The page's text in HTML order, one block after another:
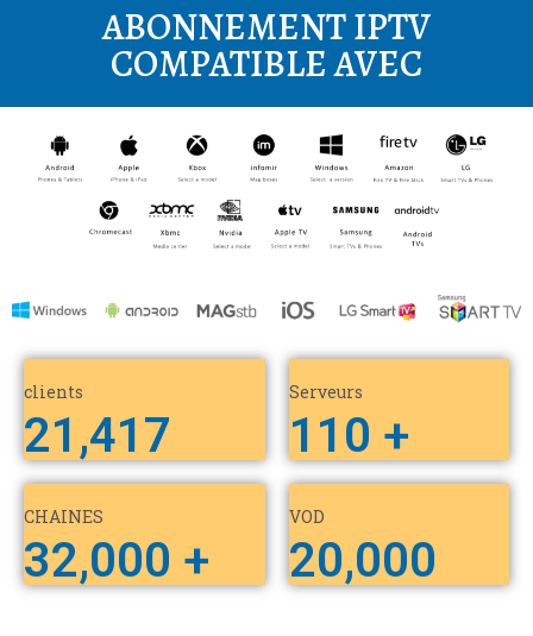
ABONNEMENT IPTV
COMPATIBLE AVEC
clients
21,417
Serveurs
110 +
CHAINES
32,000 +
VOD
20,000